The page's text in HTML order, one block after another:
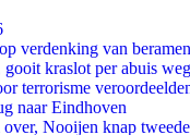
verdenking van
kraslot per abuis weg
terrorisme
naar Eindhoven
Nooijen knap tweede